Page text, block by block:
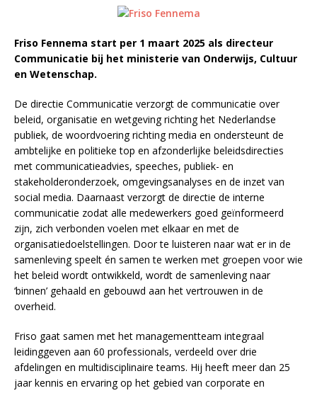
Friso Fennema start per 1 maart 2025 als directeur
Communicatie bij het ministerie van Onderwijs, Cultuur
en Wetenschap.
De directie Communicatie verzorgt de communicatie over
beleid, organisatie en wetgeving richting het Nederlandse
publiek, de woordvoering richting media en ondersteunt de
ambtelijke en politieke top en afzonderlijke beleidsdirecties
met communicatieadvies, speeches, publiek- en
stakeholderonderzoek, omgevingsanalyses en de inzet van
social media. Daarnaast verzorgt de directie de interne
communicatie zodat alle medewerkers goed geïnformeerd
zijn, zich verbonden voelen met elkaar en met de
organisatiedoelstellingen. Door te luisteren naar wat er in de
samenleving speelt én samen te werken met groepen voor wie
het beleid wordt ontwikkeld, wordt de samenleving naar
‘binnen’ gehaald en gebouwd aan het vertrouwen in de
overheid.
Friso gaat samen met het managementteam integraal
leidinggeven aan 60 professionals, verdeeld over drie
afdelingen en multidisciplinaire teams. Hij heeft meer dan 25
jaar kennis en ervaring op het gebied van corporate en